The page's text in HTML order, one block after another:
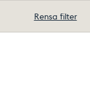
Rensa filter